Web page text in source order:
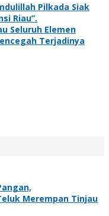
Pilkada Siak
Riau”.
Seluruh Elemen
Terjadinya
Merempan Tinjau